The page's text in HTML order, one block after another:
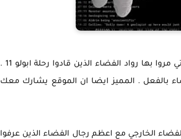
موقع apollo in realtime وهو موقع من خلاله تستطيع عيش جميع الأحداث التي مروا بها رواد الفضاء الذين قادوا رحلة ابولو 11 .
بالفعل . المميز ايضا ان الموقع يشارك معك
الخارجي مع اعظم رجال الفضاء الذين عرفوا